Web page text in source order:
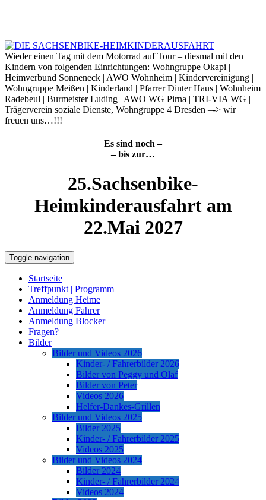
Wieder einen Tag mit dem Motorrad auf Tour – diesmal mit den
Kindern von folgenden Einrichtungen: Wohngruppe Okapi |
Heimverbund Sonneneck | AWO Wohnheim | Kindervereinigung |
Wohngruppe Meißen | Kinderland | Pfarrer Dinter Haus | Wohnheim
Radebeul | Burmeister Luding | AWO WG Pirna | TRI-VIA WG |
Trägerverein soziale Dienste, Wohngruppe 4 Dresden –-> wir
freuen uns…!!!
Es sind noch –
– bis zur…
25.Sachsenbike-
Heimkinderausfahrt am
22.Mai 2027
Toggle navigation
Startseite
Treffpunkt | Programm
Anmeldung Heime
Anmeldung Fahrer
Anmeldung Blocker
Fragen?
Bilder
Bilder und Videos 2026
Kinder- / Fahrerbilder 2026
Bilder von Peggy und Olaf
Bilder von Peter
Videos 2026
Helfer-Dankes-Grillen
Bilder und Videos 2025
Bilder 2025
Kinder- / Fahrerbilder 2025
Videos 2025
Bilder und Videos 2024
Bilder 2024
Kinder- / Fahrerbilder 2024
Videos 2024